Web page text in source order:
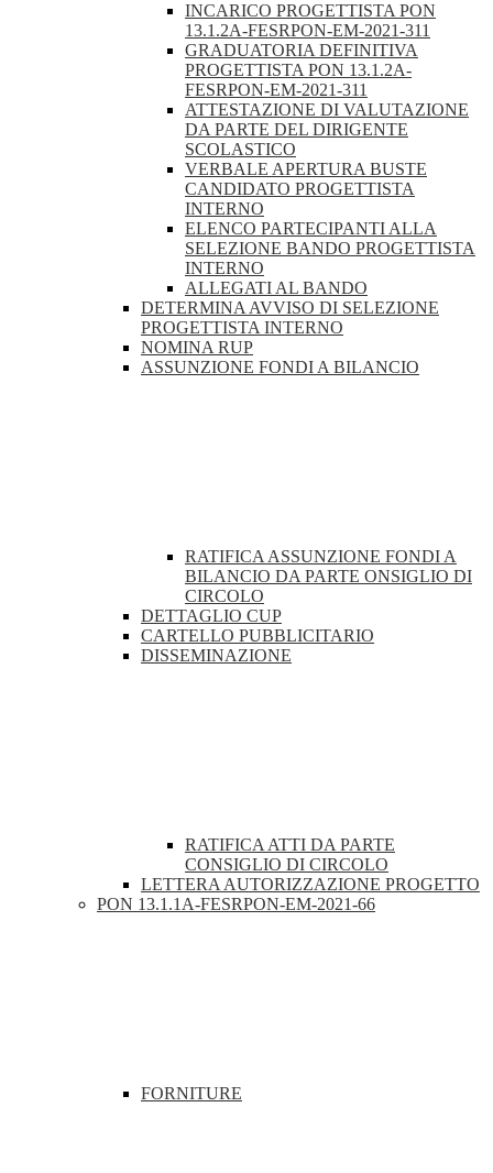
INCARICO PROGETTISTA PON
13.1.2A-FESRPON-EM-2021-311
GRADUATORIA DEFINITIVA
PROGETTISTA PON 13.1.2A-
FESRPON-EM-2021-311
ATTESTAZIONE DI VALUTAZIONE
DA PARTE DEL DIRIGENTE
SCOLASTICO
VERBALE APERTURA BUSTE
CANDIDATO PROGETTISTA
INTERNO
ELENCO PARTECIPANTI ALLA
SELEZIONE BANDO PROGETTISTA
INTERNO
ALLEGATI AL BANDO
DETERMINA AVVISO DI SELEZIONE
PROGETTISTA INTERNO
NOMINA RUP
ASSUNZIONE FONDI A BILANCIO
RATIFICA ASSUNZIONE FONDI A
BILANCIO DA PARTE ONSIGLIO DI
CIRCOLO
DETTAGLIO CUP
CARTELLO PUBBLICITARIO
DISSEMINAZIONE
RATIFICA ATTI DA PARTE
CONSIGLIO DI CIRCOLO
LETTERA AUTORIZZAZIONE PROGETTO
PON 13.1.1A-FESRPON-EM-2021-66
FORNITURE